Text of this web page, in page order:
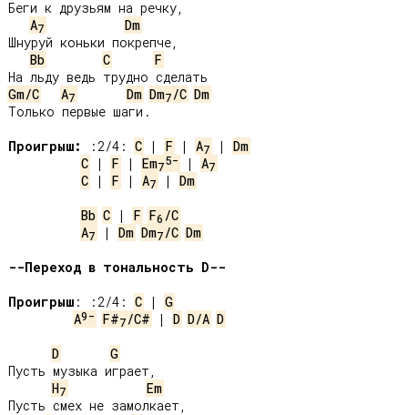
Беги к друзьям на речку,
A7
Dm
Шнуруй коньки покрепче,
Bb
C
F
Gm/C
A7 Dm Dm7/C Dm
Только первые шаги.
Проигрыш:
:2/4: C | F | A7 | Dm
C | F | Em75- | A7
C | F | A7 | Dm
Bb C | F F6 /C
A7 | Dm Dm7/C Dm
--Переход в тональность D--
Проигрыш : :2/4: C | G
A9- F#7/C# | D D/A D
D
G
Пусть музыка играет,
H7
Em
Пусть смех не замолкает,